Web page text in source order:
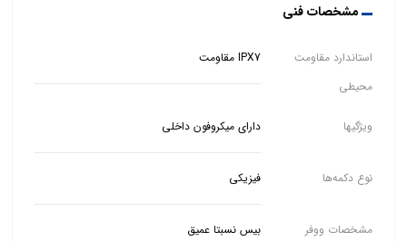
مشخصات فنی
استاندارد مقاومت
محیطی
IPX7 مقاومت
ویژگیها دارای میکروفون داخلی
نوع دکمه‌ها فیزیکی
مشخصات ووفر بیس نسبتا عمیق